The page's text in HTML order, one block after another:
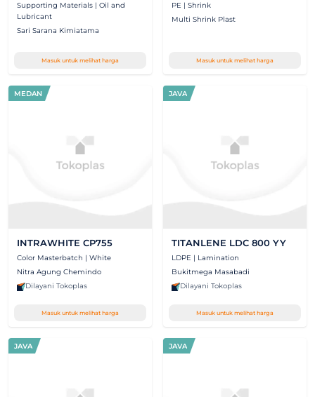
Supporting Materials | Oil and
Lubricant
Sari Sarana Kimiatama
Masuk untuk melihat harga
PE | Shrink
Multi Shrink Plast
Masuk untuk melihat harga
MEDAN
INTRAWHITE CP755
Color Masterbatch | White
Nitra Agung Chemindo
Dilayani Tokoplas
Masuk untuk melihat harga
JAVA
TITANLENE LDC 800 YY
LDPE | Lamination
Bukitmega Masabadi
Dilayani Tokoplas
Masuk untuk melihat harga
JAVA JAVA